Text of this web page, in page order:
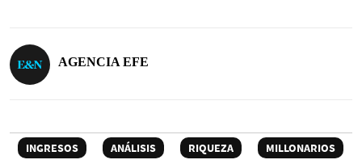
AGENCIA EFE
INGRESOS ANÁLISIS RIQUEZA
MILLONARIOS